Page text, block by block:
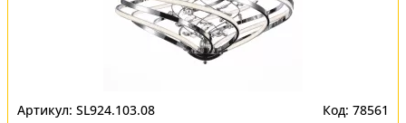
SL924.103.08 78561